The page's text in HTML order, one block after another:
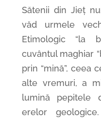
Sătenii din Jieț
văd urmele
Etimologic “la
cuvântul maghiar
prin “mină”, ceea
alte vremuri, a
lumină pepitele
erelor